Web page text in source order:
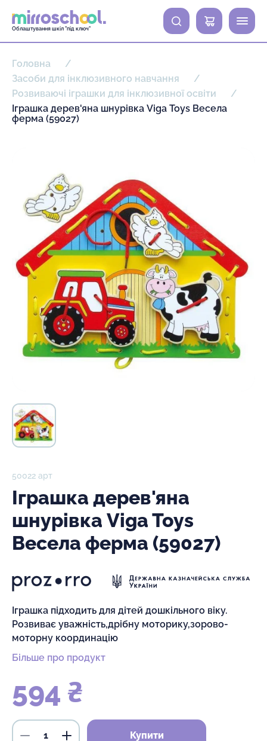
Облаштування шкіл "під ключ"
0
Головна
Засоби для інклюзивного навчання
Розвиваючі іграшки для інклюзивної освіти
Іграшка дерев'яна шнурівка Viga Toys Весела
ферма (59027)
50022 арт
Іграшка дерев'яна
шнурівка Viga Toys
Весела ферма (59027)
Іграшка підходить для дітей дошкільного віку.
Розвиває уважність,дрібну моторику,зорово-
моторну координацію
Більше про продукт
594 ₴
Купити